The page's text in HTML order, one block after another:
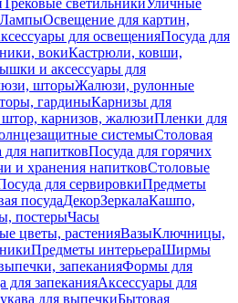
Трековые светильникиУличные
ЛампыОсвещение для картин,
для освещенияПосуда для
вокиКастрюли, ковши,
и аксессуары для
шторыЖалюзи, рулонные
гардиныКарнизы для
карнизов, жалюзиПленки для
системыСтоловая
для напитковПосуда для горячих
и хранения напитковСтоловые
для сервировкиПредметы
посудаДекорЗеркалаКашпо,
постерыЧасы
цветы, растенияВазыКлючницы,
Предметы интерьераШирмы
запеканияФормы для
для запеканияАксессуары для
для выпечкиБытовая